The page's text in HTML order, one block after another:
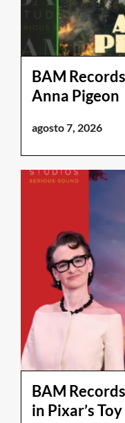
BAM
Anna Pigeon
agosto 7, 2026
BAM
in Pixar’s